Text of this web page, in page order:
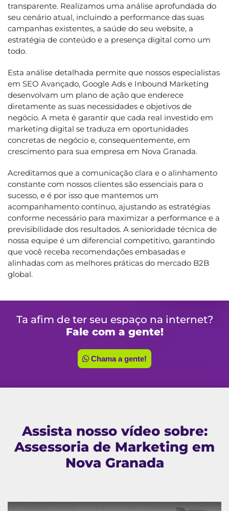
transparente. Realizamos uma análise aprofundada do
seu cenário atual, incluindo a performance das suas
campanhas existentes, a saúde do seu website, a
estratégia de conteúdo e a presença digital como um
todo.
Esta análise detalhada permite que nossos especialistas
em SEO Avançado, Google Ads e Inbound Marketing
desenvolvam um plano de ação que enderece
diretamente as suas necessidades e objetivos de
negócio. A meta é garantir que cada real investido em
marketing digital se traduza em oportunidades
concretas de negócio e, consequentemente, em
crescimento para sua empresa em Nova Granada.
Acreditamos que a comunicação clara e o alinhamento
constante com nossos clientes são essenciais para o
sucesso, e é por isso que mantemos um
acompanhamento contínuo, ajustando as estratégias
conforme necessário para maximizar a performance e a
previsibilidade dos resultados. A senioridade técnica de
nossa equipe é um diferencial competitivo, garantindo
que você receba recomendações embasadas e
alinhadas com as melhores práticas do mercado B2B
global.
Ta afim de ter seu espaço na internet?
Fale com a gente!
Chama a gente!
Assista nosso vídeo sobre:
Assessoria de Marketing em
Nova Granada